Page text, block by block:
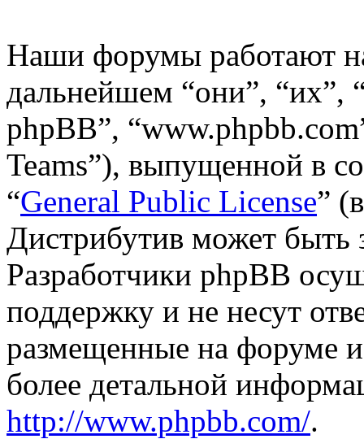
Наши форумы работают
дальнейшем “они”, “их”,
phpBB”,
Teams”), выпущенной в
“General Public License”
Дистрибутив может быть
Разработчики phpBB
поддержку и не несут
размещенные на форуме
более детальной
http://www.phpbb.com/.